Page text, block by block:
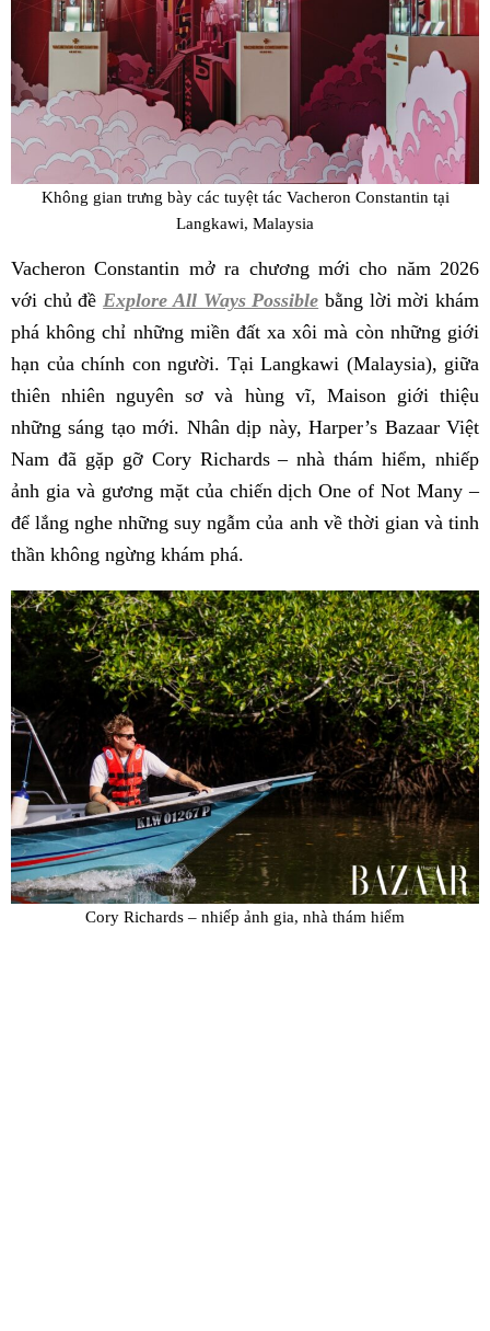
Không gian trưng bày các tuyệt tác Vacheron Constantin tại
Langkawi, Malaysia
Vacheron Constantin mở ra chương mới cho năm 2026
với chủ đềExplore All Ways Possible bằng lời mời khám
phá không chỉ những miền đất xa xôi mà còn những giới
hạn của chính con người. Tại Langkawi (Malaysia), giữa
thiên nhiên nguyên sơ và hùng vĩ, Maison giới thiệu
những sáng tạo mới. Nhân dịp này, Harper’s Bazaar Việt
Nam đã gặp gỡ Cory Richards – nhà thám hiểm, nhiếp
ảnh gia và gương mặt của chiến dịch One of Not Many –
để lắng nghe những suy ngẫm của anh về thời gian và tinh
thần không ngừng khám phá.
Cory Richards – nhiếp ảnh gia, nhà thám hiểm